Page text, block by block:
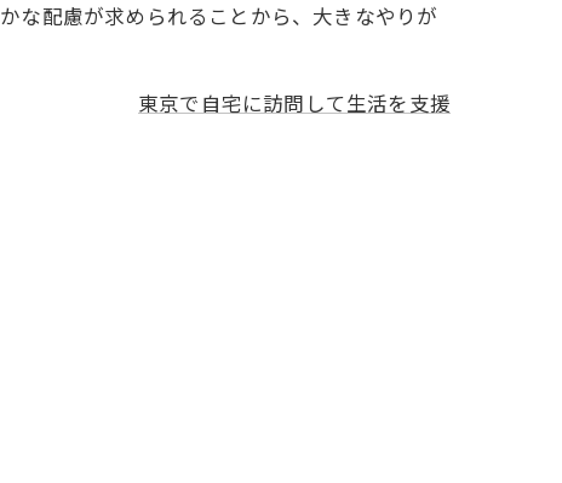
な配慮が求められることから、大きなやりが
東京で自宅に訪問して生活を支援